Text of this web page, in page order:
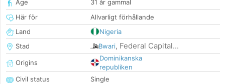
Age
31 år gammal
Här för
Allvarligt förhållande
Land
Nigeria
Stad
Bwari, Federal Capital...
Origins
Dominikanska
republiken
Civil status
Single